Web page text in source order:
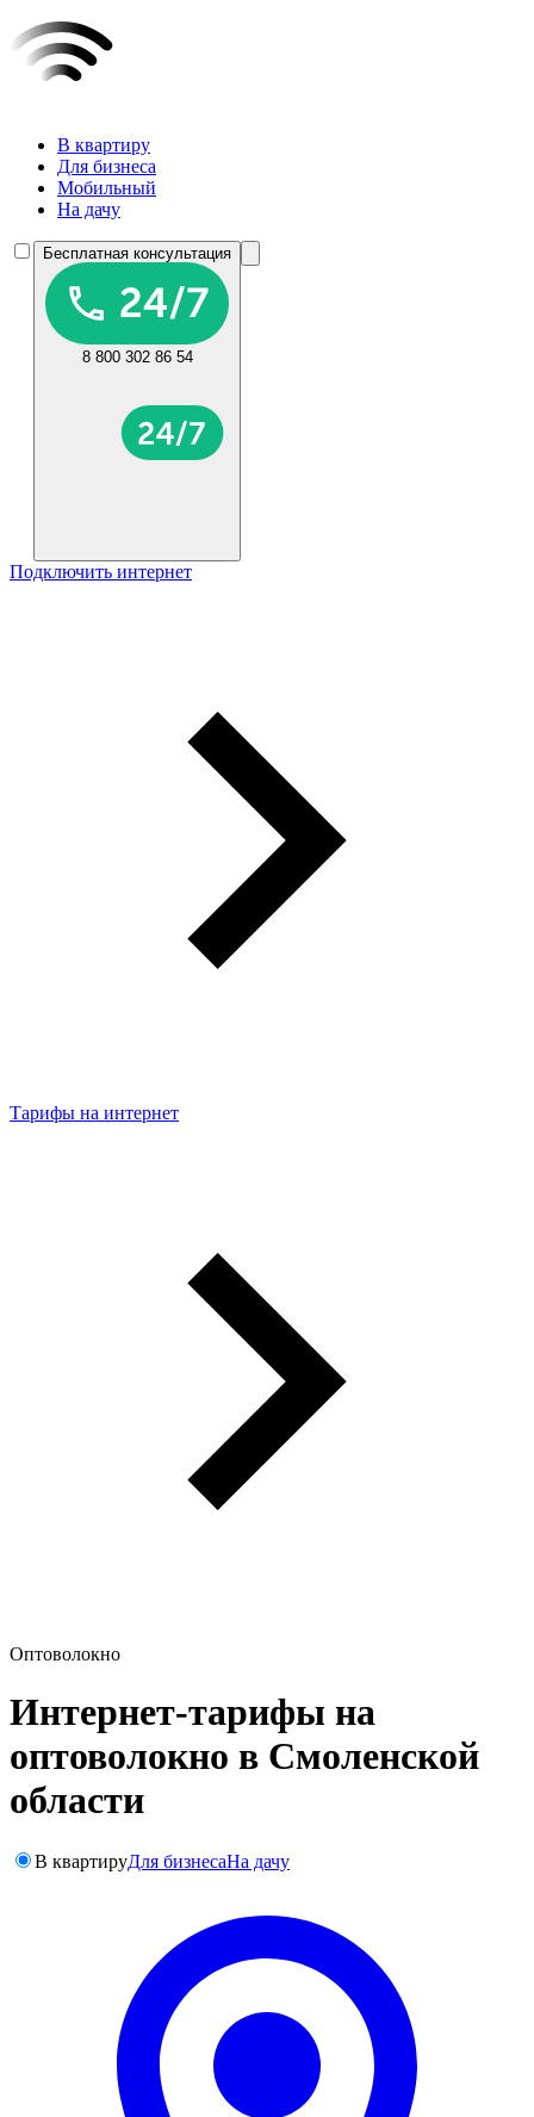
В квартиру
Для бизнеса
Мобильный
На дачу
Бесплатная консультация
8 800 302 86 54
Подключить интернет
Тарифы на интернет
Оптоволокно
Интернет-тарифы на
оптоволокно в Смоленской
области
В квартируДля бизнесаНа дачу